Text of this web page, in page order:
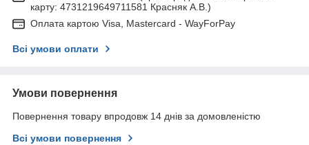
карту: 4731219649711581 Красняк А.В.)
Оплата картою Visa, Mastercard - WayForPay
Всі умови оплати
Умови повернення
Повернення товару впродовж 14 днів за домовленістю
Всі умови повернення